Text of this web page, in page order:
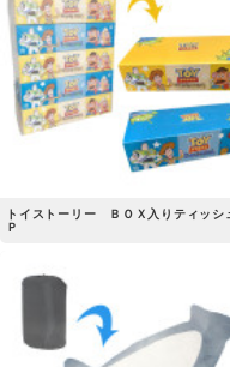
トイストーリー ＢＯＸ入りティッシ
Ｐ